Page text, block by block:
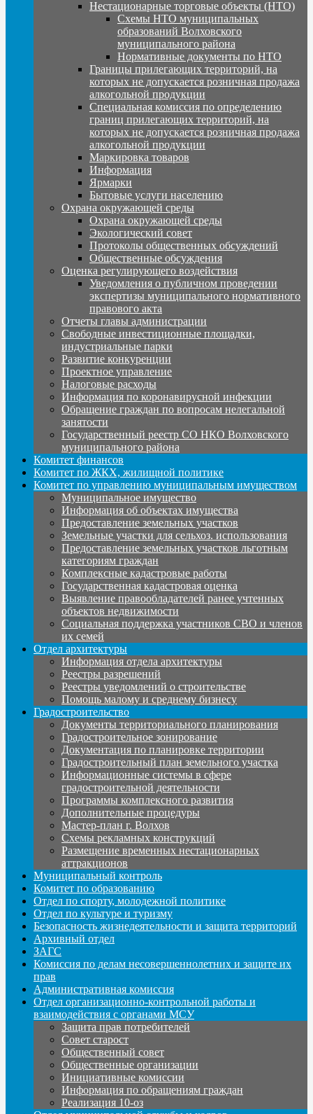
Нестационарные торговые объекты (НТО)
Схемы НТО муниципальных
образований Волховского
муниципального района
Нормативные документы по НТО
Границы прилегающих территорий, на
которых не допускается розничная продажа
алкогольной продукции
Специальная комиссия по определению
границ прилегающих территорий, на
которых не допускается розничная продажа
алкогольной продукции
Маркировка товаров
Информация
Ярмарки
Бытовые услуги населению
Охрана окружающей среды
Охрана окружающей среды
Экологический совет
Протоколы общественных обсуждений
Общественные обсуждения
Оценка регулирующего воздействия
Уведомления о публичном проведении
экспертизы муниципального нормативного
правового акта
Отчеты главы администрации
Свободные инвестиционные площадки,
индустриальные парки
Развитие конкуренции
Проектное управление
Налоговые расходы
Информация по коронавирусной инфекции
Обращение граждан по вопросам нелегальной
занятости
Государственный реестр СО НКО Волховского
муниципального района
Комитет финансов
Комитет по ЖКХ, жилищной политике
Комитет по управлению муниципальным имуществом
Муниципальное имущество
Информация об объектах имущества
Предоставление земельных участков
Земельные участки для сельхоз. использования
Предоставление земельных участков льготным
категориям граждан
Комплексные кадастровые работы
Государственная кадастровая оценка
Выявление правообладателей ранее учтенных
объектов недвижимости
Социальная поддержка участников СВО и членов
их семей
Отдел архитектуры
Информация отдела архитектуры
Реестры разрешений
Реестры уведомлений о строительстве
Помощь малому и среднему бизнесу
Градостроительство
Документы территориального планирования
Градостроительное зонирование
Документация по планировке территории
Градостроительный план земельного участка
Информационные системы в сфере
градостроительной деятельности
Программы комплексного развития
Дополнительные процедуры
Мастер-план г. Волхов
Схемы рекламных конструкций
Размещение временных нестационарных
аттракционов
Муниципальный контроль
Комитет по образованию
Отдел по спорту, молодежной политике
Отдел по культуре и туризму
Безопасность жизнедеятельности и защита территорий
Архивный отдел
ЗАГС
Комиссия по делам несовершеннолетних и защите их
прав
Административная комиссия
Отдел организационно-контрольной работы и
взаимодействия с органами МСУ
Защита прав потребителей
Совет старост
Общественный совет
Общественные организации
Инициативные комиссии
Информация по обращениям граждан
Реализация 10-оз